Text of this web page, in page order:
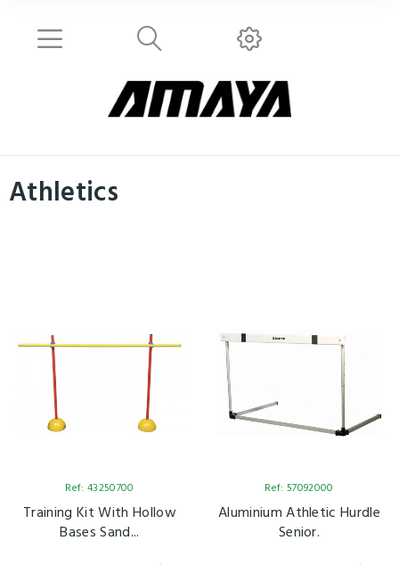
Athletics
Ref: 43250700
Training Kit With Hollow
Bases Sand...
Ref: 57092000
Aluminium Athletic Hurdle
Senior.